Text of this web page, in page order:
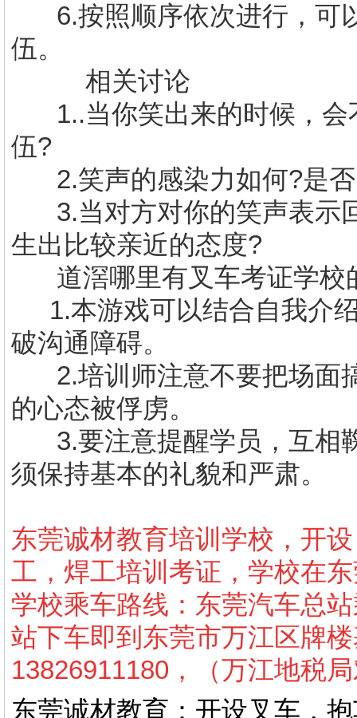
6.按照顺序依次进行，可
伍。
相关讨论
1..当你笑出来的时候，
伍?
2.笑声的感染力如何?是
3.当对方对你的笑声表示
生出比较亲近的态度?
道滘哪里有叉车考证学校
1.本游戏可以结合自我介
破沟通障碍。
2.培训师注意不要把场面
的心态被俘虏。
3.要注意提醒学员，互相
须保持基本的礼貌和严肃。
东莞诚材教育培训学校，开
工，焊工培训考证，学校在
学校乘车路线：东莞汽车总
站下车即到东莞市万江区牌
13826911180，（万江地税
东莞诚材教育：开设叉车，